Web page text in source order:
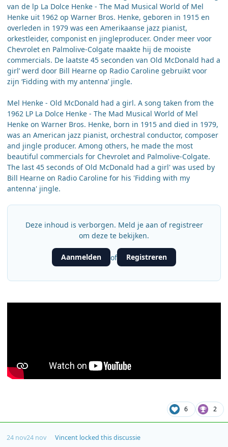
van de lp La Dolce Henke - The Mad Musical World of Mel
Henke uit 1962 op Warner Bros. Henke, geboren in 1915 en
overleden in 1979 was een Amerikaanse jazz pianist,
orkestleider, componist en jingleproducer. Onder meer voor
Chevrolet en Palmolive-Colgate maakte hij de mooiste
commercials. De laatste 45 seconden van Old McDonald had a
girl’ werd door Bill Hearne op Radio Caroline gebruikt voor
zijn ‘Fidding with my antenna’ jingle.
Mel Henke - Old McDonald had a girl. A song taken from the
1962 LP La Dolce Henke - The Mad Musical World of Mel
Henke on Warner Bros. Henke, born in 1915 and died in 1979,
was an American jazz pianist, orchestral conductor, composer
and jingle producer. Among others, he made the most
beautiful commercials for Chevrolet and Palmolive-Colgate.
The last 45 seconds of Old McDonald had a girl' was used by
Bill Hearne on Radio Caroline for his 'Fidding with my
antenna' jingle.
Deze inhoud is verborgen. Meld je aan of registreer
om deze te bekijken.
Aanmelden of Registreren
6 2
24 nov24 nov Vincentlocked this discussie